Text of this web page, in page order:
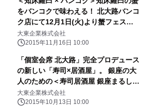
をバンコクで味わえる！ 北大路バンコ
ク店にて12月1日(火)より蟹フェステ
ィバル開催
大東企業株式会社
2015年11月16日 10:00
「個室会席 北大路」完全プロデュース
の新しい「寿司×居酒屋」。 銀座の大
人のための＜寿司居酒屋 銀座まるし＞
2015年10月26日（月）グランドオー
プン！
大東企業株式会社
2015年10月13日 10:00